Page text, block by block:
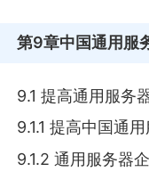
第9章中国通用服
9.1 提高通用服务
9.1.1 提高中国通
9.1.2 通用服务器